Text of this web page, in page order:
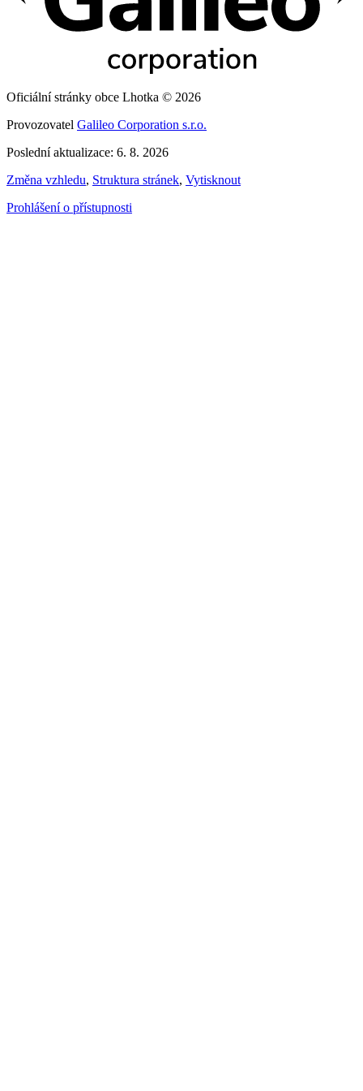
Oficiální stránky obce Lhotka © 2026
Provozovatel Galileo Corporation s.r.o.
Poslední aktualizace: 6. 8. 2026
Změna vzhledu, Struktura stránek, Vytisknout
Prohlášení o přístupnosti